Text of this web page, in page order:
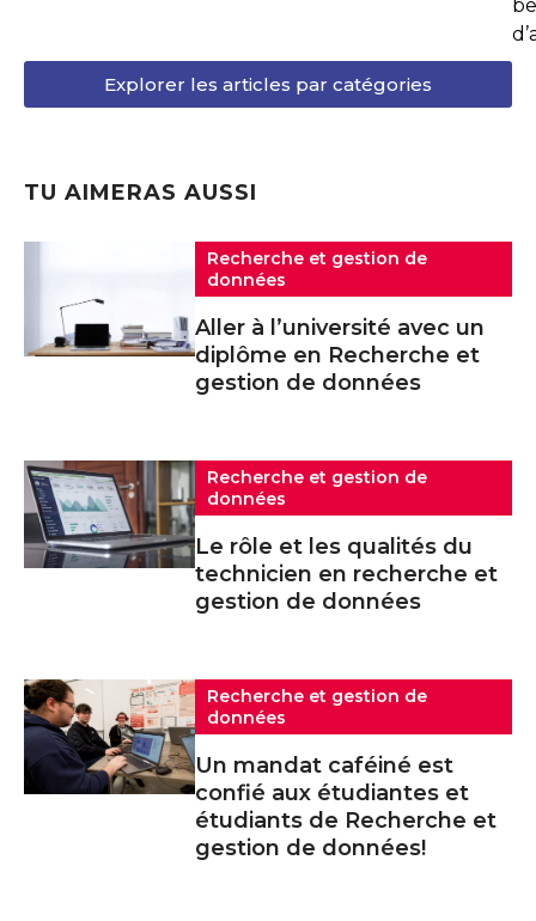
Explorer les articles par catégories
TU AIMERAS AUSSI
Recherche et gestion de
données
Aller à l’université avec un
diplôme en Recherche et
gestion de données
Recherche et gestion de
données
Le rôle et les qualités du
technicien en recherche et
gestion de données
Recherche et gestion de
données
Un mandat caféiné est
confié aux étudiantes et
étudiants de Recherche et
gestion de données!